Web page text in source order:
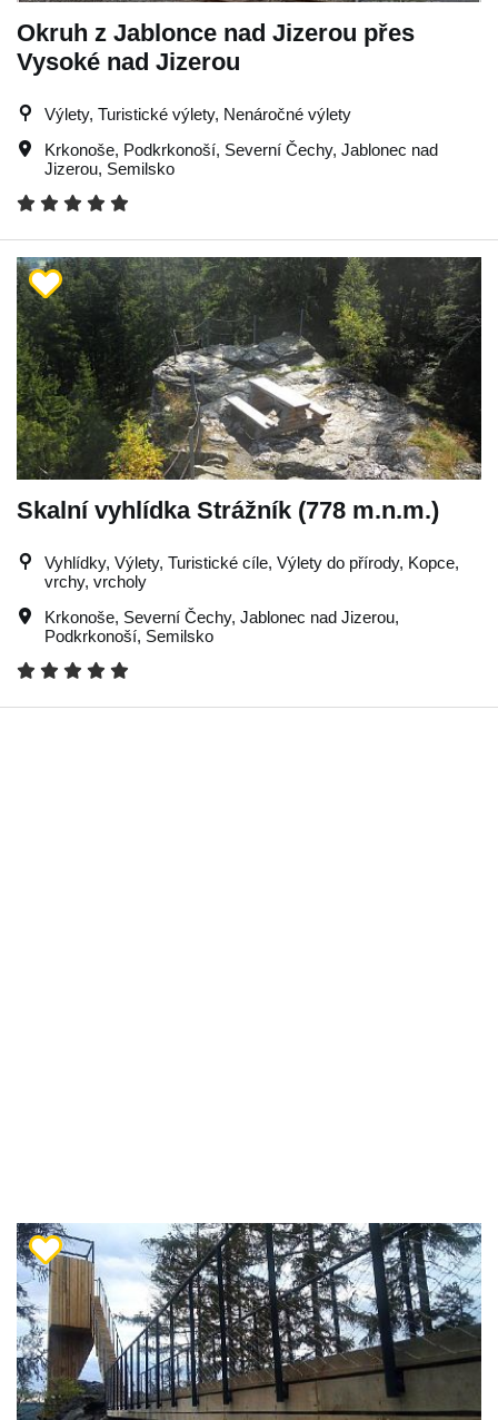
Okruh z Jablonce nad Jizerou přes
Vysoké nad Jizerou
Výlety, Turistické výlety, Nenáročné výlety
Krkonoše, Podkrkonoší, Severní Čechy, Jablonec nad
Jizerou, Semilsko
Skalní vyhlídka Strážník (778 m.n.m.)
Vyhlídky, Výlety, Turistické cíle, Výlety do přírody, Kopce,
vrchy, vrcholy
Krkonoše, Severní Čechy, Jablonec nad Jizerou,
Podkrkonoší, Semilsko